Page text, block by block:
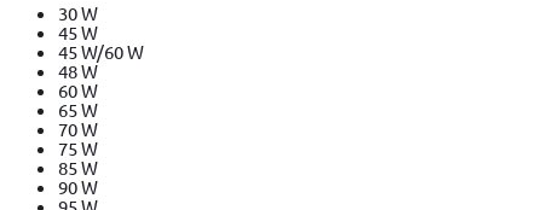
30 W
45 W
45 W/60 W
48 W
60 W
65 W
70 W
75 W
85 W
90 W